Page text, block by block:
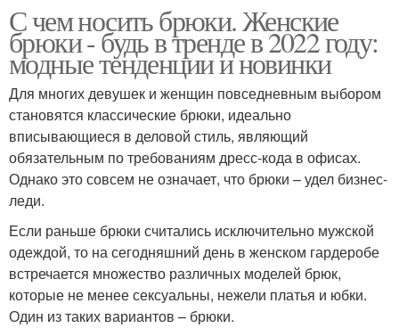
С чем носить брюки. Женские
брюки - будь в тренде в 2022 году:
модные тенденции и новинки
Для многих девушек и женщин повседневным выбором
становятся классические брюки, идеально
вписывающиеся в деловой стиль, являющий
обязательным по требованиям дресс-кода в офисах.
Однако это совсем не означает, что брюки – удел бизнес-
леди.
Если раньше брюки считались исключительно мужской
одеждой, то на сегодняшний день в женском гардеробе
встречается множество различных моделей брюк,
которые не менее сексуальны, нежели платья и юбки.
Один из таких вариантов – брюки.